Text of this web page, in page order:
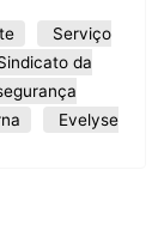
Serviço
da
Evelyse